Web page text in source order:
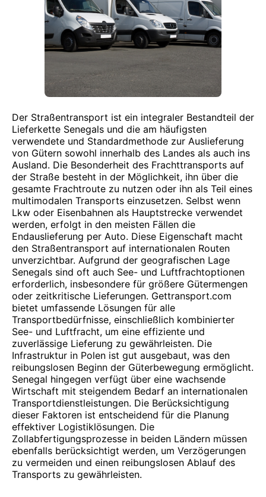
Der Straßentransport ist ein integraler Bestandteil der
Lieferkette Senegals und die am häufigsten
verwendete und Standardmethode zur Auslieferung
von Gütern sowohl innerhalb des Landes als auch ins
Ausland. Die Besonderheit des Frachttransports auf
der Straße besteht in der Möglichkeit, ihn über die
gesamte Frachtroute zu nutzen oder ihn als Teil eines
multimodalen Transports einzusetzen. Selbst wenn
Lkw oder Eisenbahnen als Hauptstrecke verwendet
werden, erfolgt in den meisten Fällen die
Endauslieferung per Auto. Diese Eigenschaft macht
den Straßentransport auf internationalen Routen
unverzichtbar. Aufgrund der geografischen Lage
Senegals sind oft auch See- und Luftfrachtoptionen
erforderlich, insbesondere für größere Gütermengen
oder zeitkritische Lieferungen. Gettransport.com
bietet umfassende Lösungen für alle
Transportbedürfnisse, einschließlich kombinierter
See- und Luftfracht, um eine effiziente und
zuverlässige Lieferung zu gewährleisten. Die
Infrastruktur in Polen ist gut ausgebaut, was den
reibungslosen Beginn der Güterbewegung ermöglicht.
Senegal hingegen verfügt über eine wachsende
Wirtschaft mit steigendem Bedarf an internationalen
Transportdienstleistungen. Die Berücksichtigung
dieser Faktoren ist entscheidend für die Planung
effektiver Logistiklösungen. Die
Zollabfertigungsprozesse in beiden Ländern müssen
ebenfalls berücksichtigt werden, um Verzögerungen
zu vermeiden und einen reibungslosen Ablauf des
Transports zu gewährleisten.